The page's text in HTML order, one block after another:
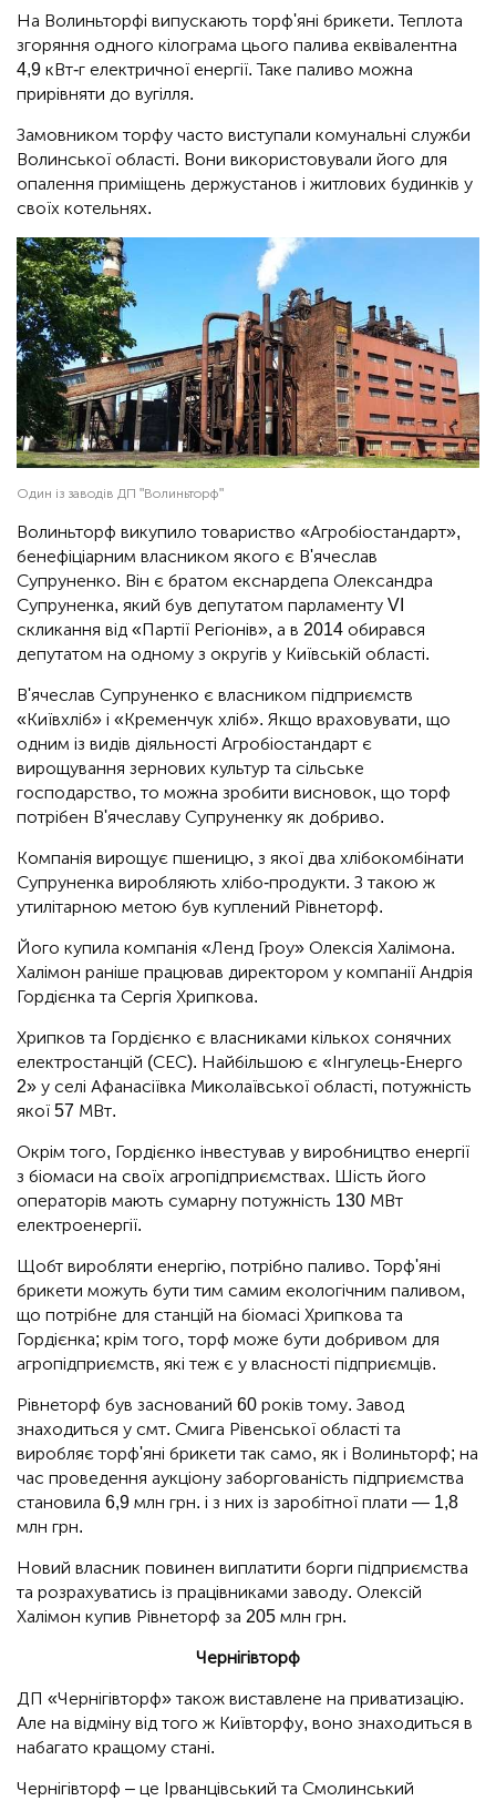
На Волиньторфі випускають торф'яні брикети. Теплота
згоряння одного кілограма цього палива еквівалентна
4,9 кВт-г електричної енергії. Таке паливо можна
прирівняти до вугілля.
Замовником торфу часто виступали комунальні служби
Волинської області. Вони використовували його для
опалення приміщень держустанов і житлових будинків у
своїх котельнях.
Один із заводів ДП "Волиньторф"
Волиньторф викупило товариство «Агробіостандарт»,
бенефіціарним власником якого є В'ячеслав
Супруненко. Він є братом екснардепа Олександра
Супруненка, який був депутатом парламенту VI
скликання від «Партії Регіонів», а в 2014 обирався
депутатом на одному з округів у Київській області.
В'ячеслав Супруненко є власником підприємств
«Київхліб» і «Кременчук хліб». Якщо враховувати, що
одним із видів діяльності Агробіостандарт є
вирощування зернових культур та сільське
господарство, то можна зробити висновок, що торф
потрібен В'ячеславу Супруненку як добриво.
Компанія вирощує пшеницю, з якої два хлібокомбінати
Супруненка виробляють хлібо-продукти. З такою ж
утилітарною метою був куплений Рівнеторф.
Його купила компанія «Ленд Гроу» Олексія Халімона.
Халімон раніше працював директором у компанії Андрія
Гордієнка та Сергія Хрипкова.
Хрипков та Гордієнко є власниками кількох сонячних
електростанцій (СЕС). Найбільшою є «Інгулець-Енерго
2» у селі Афанасіївка Миколаївської області, потужність
якої 57 МВт.
Окрім того, Гордієнко інвестував у виробництво енергії
з біомаси на своїх агропідприємствах. Шість його
операторів мають сумарну потужність 130 МВт
електроенергії.
Щобт виробляти енергію, потрібно паливо. Торф'яні
брикети можуть бути тим самим екологічним паливом,
що потрібне для станцій на біомасі Хрипкова та
Гордієнка; крім того, торф може бути добривом для
агропідприємств, які теж є у власності підприємців.
Рівнеторф був заснований 60 років тому. Завод
знаходиться у смт. Смига Рівенської області та
виробляє торф'яні брикети так само, як і Волиньторф; на
час проведення аукціону заборгованість підприємства
становила 6,9 млн грн. і з них із заробітної плати — 1,8
млн грн.
Новий власник повинен виплатити борги підприємства
та розрахуватись із працівниками заводу. Олексій
Халімон купив Рівнеторф за 205 млн грн.
Чернігівторф
ДП «Чернігівторф» також виставлене на приватизацію.
Але на відміну від того ж Київторфу, воно знаходиться в
набагато кращому стані.
Чернігівторф – це Ірванцівський та Смолинський